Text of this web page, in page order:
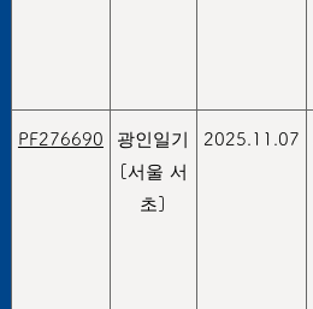
PF276690
광인일기
[서울 서
초]
2025.11.07